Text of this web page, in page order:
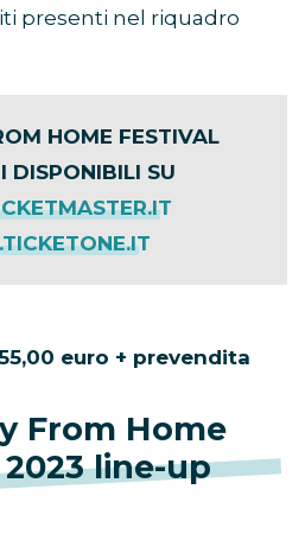
presenti nel riquadro
HOME FESTIVAL
DISPONIBILI SU
euro + prevendita
From Home
line-up